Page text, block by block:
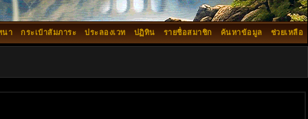
ช่วยเหลือ
ค้นหาข้อมูล
รายชื่อสมาชิก
ปฏิทิน
ประลองเวท
กระเป๋าสัมภาระ
นา